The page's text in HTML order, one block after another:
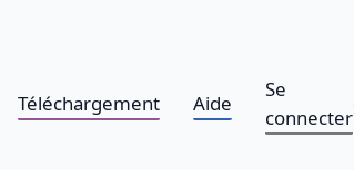
Téléchargement Aide
Se
connecter